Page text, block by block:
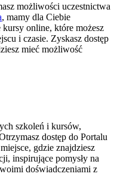
możliwości uczestnictwa
, mamy dla Ciebie
kursy online, które możesz
i czasie. Zyskasz dostęp
mieć możliwość
szkoleń i kursów,
dostęp do Portalu
gdzie znajdziesz
inspirujące pomysły na
doświadczeniami z